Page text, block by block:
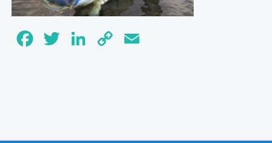
FacebookTwitter LinkedInCopy